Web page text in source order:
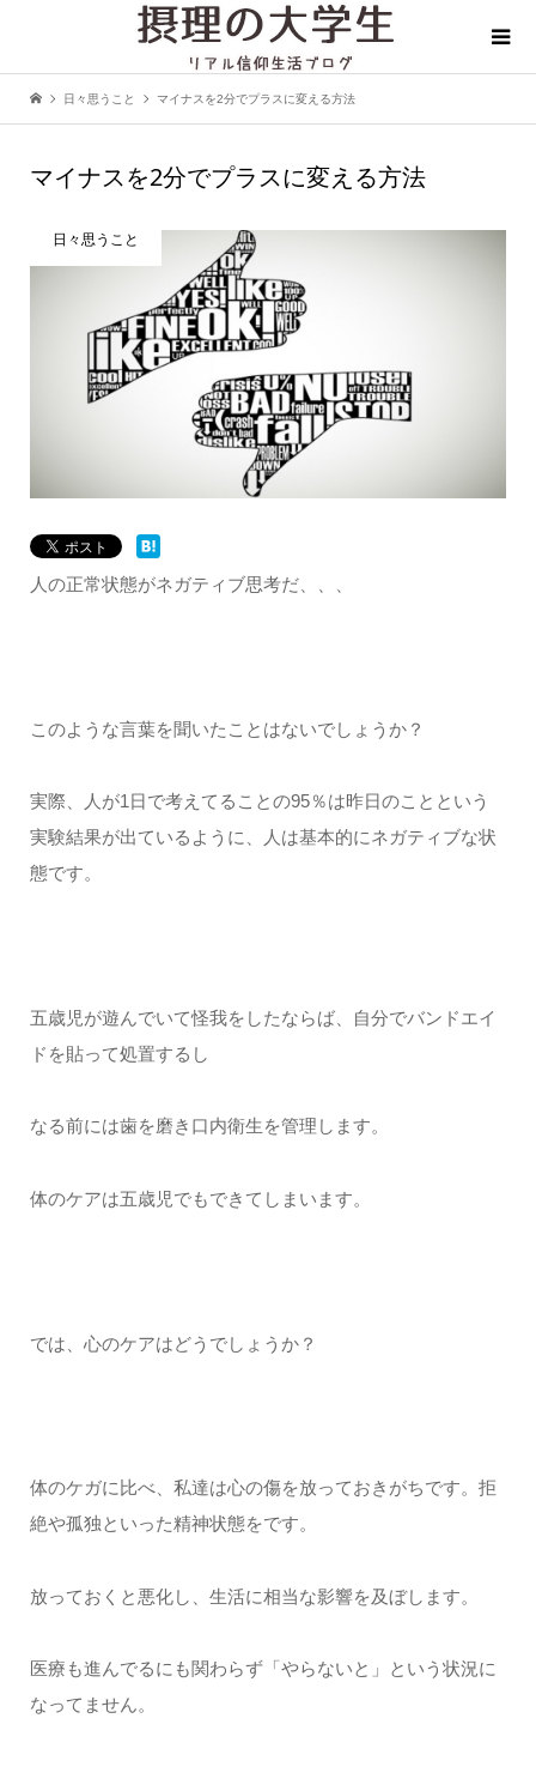
日々思うこと マイナスを2分でプラスに変える方法
マイナスを2分でプラスに変える方法
日々思うこと
人の正常状態がネガティブ思考だ、、、
このような言葉を聞いたことはないでしょうか？
実際、人が1日で考えてることの95％は昨日のことという
実験結果が出ているように、人は基本的にネガティブな状
態です。
五歳児が遊んでいて怪我をしたならば、自分でバンドエイ
ドを貼って処置するし
なる前には歯を磨き口内衛生を管理します。
体のケアは五歳児でもできてしまいます。
では、心のケアはどうでしょうか？
体のケガに比べ、私達は心の傷を放っておきがちです。拒
絶や孤独といった精神状態をです。
放っておくと悪化し、生活に相当な影響を及ぼします。
医療も進んでるにも関わらず「やらないと」という状況に
なってません。